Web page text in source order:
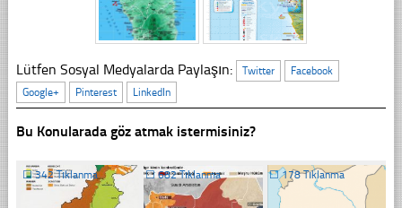
Lütfen Sosyal Medyalarda Paylaşın: Twitter
Facebook
Google+
Pinterest LinkedIn
Bu Konularada göz atmak istermisiniz?
☐342 Tıklanma ☐682 Tıklanma ☐178 Tıklanma